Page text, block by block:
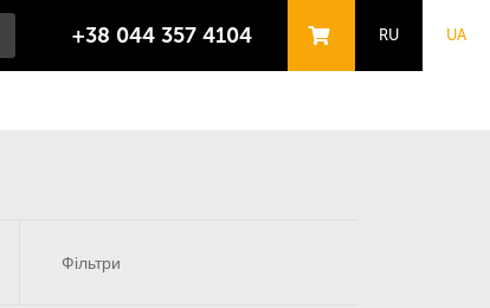
+38 044 357 4104 RU UA
Фільтри